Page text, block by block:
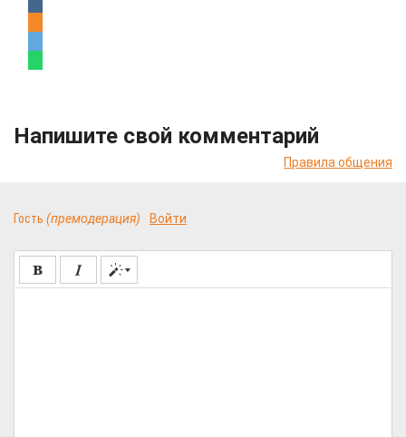
Напишите свой комментарий
Правила общения
Гость (премодерация) Войти